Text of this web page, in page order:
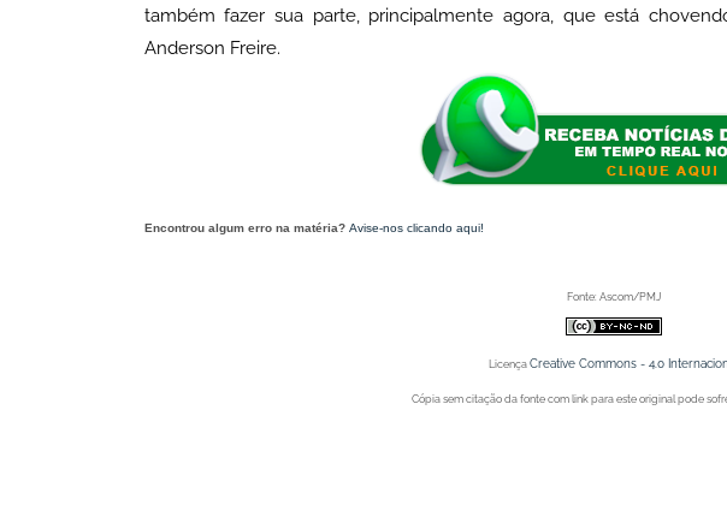
também fazer sua parte, principalmente agora, que está
Anderson Freire.
Encontrou algum erro na matéria? Avise-nos clicando aqui!
Fonte: Ascom/PMJ
Licença Creative Commons - 4.0
Cópia sem citação da fonte com link para este original pode